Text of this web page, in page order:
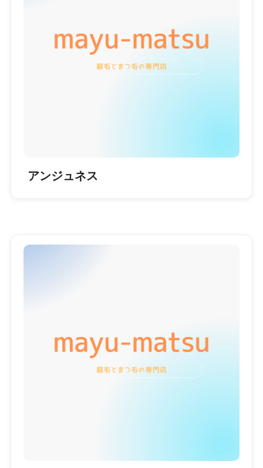
アンジュネス